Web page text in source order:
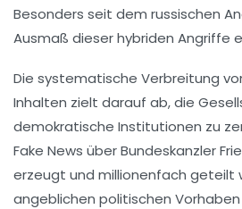
Besonders seit dem russischen
Ausmaß dieser hybriden Angriffe
Die systematische Verbreitung
Inhalten zielt darauf ab, die
demokratische Institutionen zu
Fake News über Bundeskanzler
erzeugt und millionenfach geteilt
angeblichen politischen